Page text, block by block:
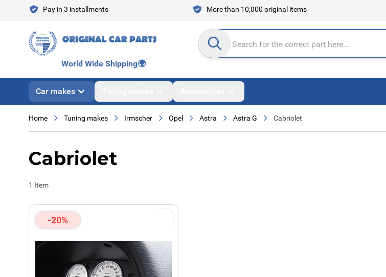
Skip to ContentPay in 3 installments More than 10,000 original items
Search entire store here...
World Wide Shipping🌍
Car makes
Home Tuning makes Irmscher Opel Astra Astra G Cabriolet
Cabriolet
1 Item
-20%